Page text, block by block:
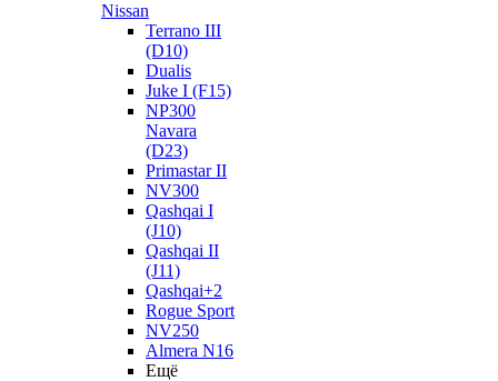
Nissan
Terrano III
(D10)
Dualis
Juke I (F15)
NP300
Navara
(D23)
Primastar II
NV300
Qashqai I
(J10)
Qashqai II
(J11)
Qashqai+2
Rogue Sport
NV250
Almera N16
Ещё